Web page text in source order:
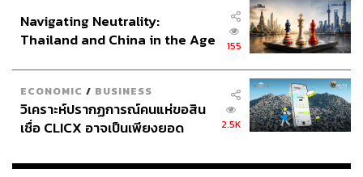
Navigating Neutrality:
Thailand and China in the Age
155
ECONOMIC / BUSINESS
วิเคราะห์ปรากฏการณ์คนแห่ขอสิน
เชื่อ CLICX อาจเป็นเพียงยอด
เรือนไทยที่ถูกซุกไว้
2.5K